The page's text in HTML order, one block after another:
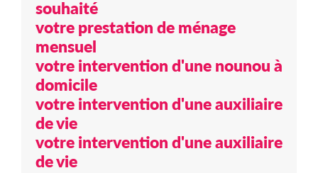
souhaité
votre prestation de ménage
mensuel
votre intervention d'une nounou à
domicile
votre intervention d'une auxiliaire
de vie
votre intervention d'une auxiliaire
de vie